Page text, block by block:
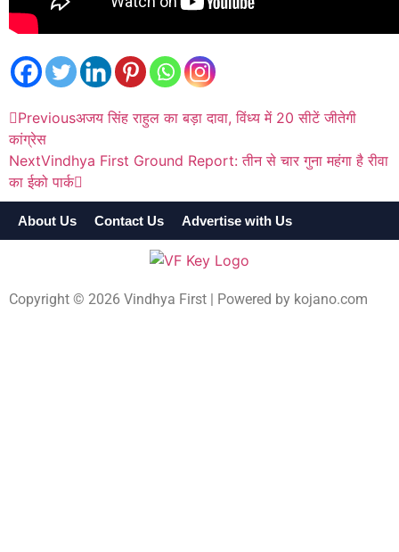
Previousअजय सिंह राहुल का बड़ा दावा, विंध्य में 20 सीटें जीतेगी
कांग्रेस
NextVindhya First Ground Report: तीन से चार गुना महंगा है रीवा
का ईको पार्क
About Us Contact Us Advertise with Us
Copyright © 2026 Vindhya First | Powered by kojano.com